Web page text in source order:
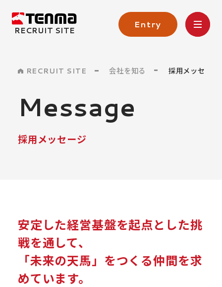
RECRUIT SITE
Entry
採用メッセージ
Message
RECRUIT SITE 会社を知る 採用メッセージ
安定した経営基盤を起点とした挑
戦を通して、
「未来の天馬」をつくる仲間を求
めています。